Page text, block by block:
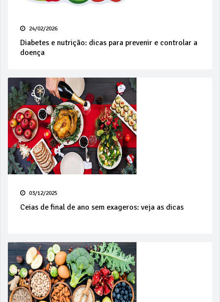
24/02/2026
Diabetes e nutrição: dicas para prevenir e controlar a
doença
03/12/2025
Ceias de final de ano sem exageros: veja as dicas